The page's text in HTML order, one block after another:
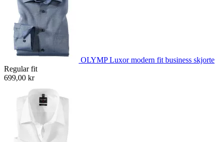
OLYMP Luxor modern fit business skjorte
Regular fit
699,00 kr